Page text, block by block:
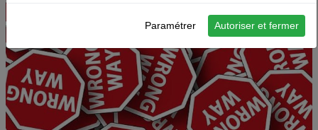
Paramétrer Autoriser et fermer